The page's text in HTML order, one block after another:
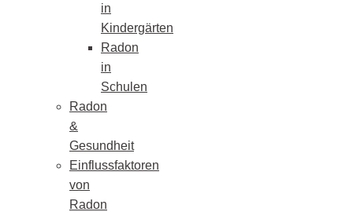
in
Kindergärten
Radon
in
Schulen
Radon
&
Gesundheit
Einflussfaktoren
von
Radon